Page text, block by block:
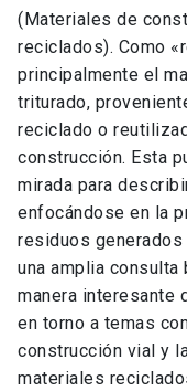
(Materiales de
reciclados). Como
principalmente el
triturado,
reciclado o
construcción. Esta
mirada para
enfocándose en la
residuos generados
una amplia
manera interesante
en torno a temas
construcción vial y
materiales